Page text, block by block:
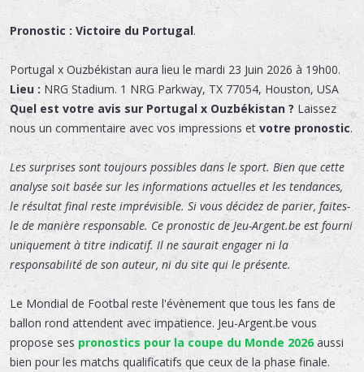
Pronostic : Victoire du Portugal.
Portugal x Ouzbékistan aura lieu le mardi 23 Juin 2026 à 19h00.
Lieu : NRG Stadium. 1 NRG Parkway, TX 77054, Houston, USA
Quel est votre avis sur Portugal x Ouzbékistan ? Laissez
nous un commentaire avec vos impressions et votre pronostic.
Les surprises sont toujours possibles dans le sport. Bien que cette
analyse soit basée sur les informations actuelles et les tendances,
le résultat final reste imprévisible. Si vous décidez de parier, faites-
le de manière responsable. Ce pronostic de Jeu-Argent.be est fourni
uniquement à titre indicatif. Il ne saurait engager ni la
responsabilité de son auteur, ni du site qui le présente.
Le Mondial de Footbal reste l'évènement que tous les fans de
ballon rond attendent avec impatience. Jeu-Argent.be vous
propose ses pronostics pour la coupe du Monde 2026aussi
bien pour les matchs qualificatifs que ceux de la phase finale.